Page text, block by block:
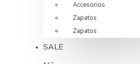
Accesorios
Zapatos
Zapatos
SALE